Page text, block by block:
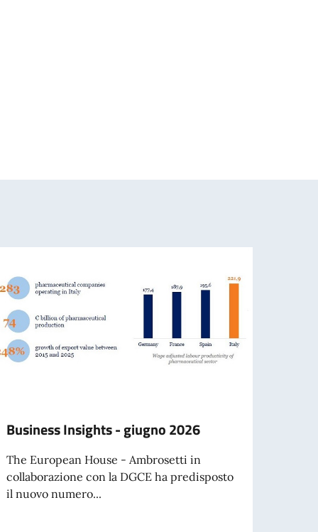
Business Insights - giugno 2026
The European House - Ambrosetti in
collaborazione con la DGCE ha predisposto
il nuovo numero...